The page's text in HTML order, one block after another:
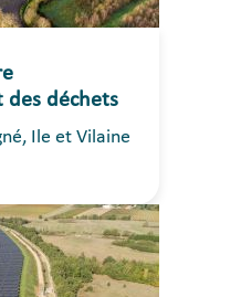
des déchets
Ile et Vilaine